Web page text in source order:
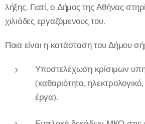
λήξης. Γιατί, ο Δήμος της Αθήνας
χιλιάδες εργαζόμενους του.
Ποια είναι η κατάσταση του Δήμου
Υποστελέχωση κρίσιμων
(καθαριότητα,
έργα).